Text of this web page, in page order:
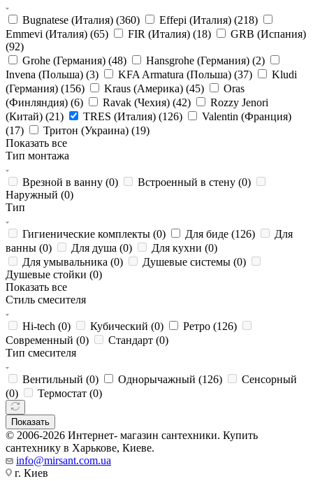
Bugnatese (Италия) (360) Effepi (Италия) (218)
Emmevi (Италия) (65) FIR (Италия) (18)
GRB (Испания)
(92)
Grohe (Германия) (48) Hansgrohe (Германия) (2)
Invena (Польша) (3) KFA Armatura (Польша) (37)
Kludi
(Германия) (156) Kraus (Америка) (45)
Oras
(Финляндия) (6) Ravak (Чехия) (42)
Rozzy Jenori
(Китай) (21) TRES (Италия) (126)
Valentin (Франция)
(17) Тритон (Украина) (19)
Показать все
Тип монтажа
Врезной в ванну (0) Встроенный в стену (0)
Наружный (0)
Тип
Гигиенические комплекты (0) Для биде (126)
Для
ванны (0) Для душа (0) Для кухни (0)
Для умывальника (0) Душевые системы (0)
Душевые стойки (0)
Показать все
Стиль смесителя
Hi-tech (0) Кубический (0) Ретро (126)
Современный (0) Стандарт (0)
Тип смесителя
Вентильный (0) Однорычажный (126)
Сенсорный
(0) Термостат (0)
Показать
© 2006-2026 Интернет- магазин сантехники. Купить
сантехнику в Харькове, Киеве.
info@mirsant.com.ua
г. Киев